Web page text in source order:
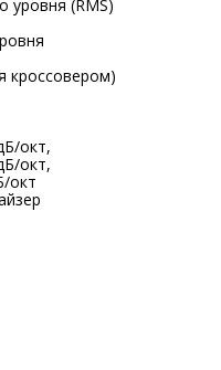
уровня (RMS)
кроссовером)
окт,
окт,
окт